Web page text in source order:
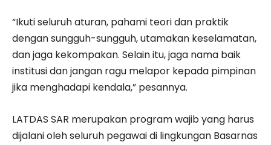
“Ikuti seluruh aturan, pahami teori dan praktik
dengan sungguh-sungguh, utamakan keselamatan,
dan jaga kekompakan. Selain itu, jaga nama baik
institusi dan jangan ragu melapor kepada pimpinan
jika menghadapi kendala,” pesannya.
LATDAS SAR merupakan program wajib yang harus
dijalani oleh seluruh pegawai di lingkungan Basarnas